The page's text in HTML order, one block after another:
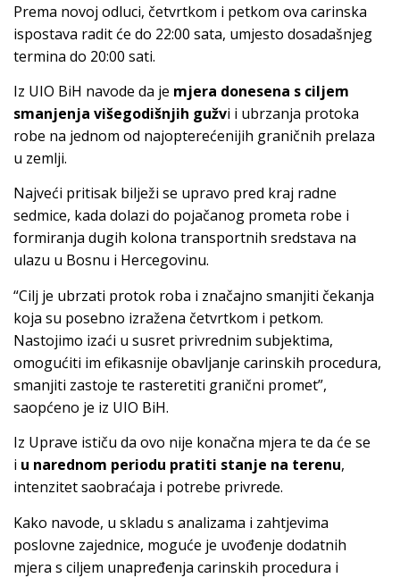
Prema novoj odluci, četvrtkom i petkom ova carinska
ispostava radit će do 22:00 sata, umjesto dosadašnjeg
termina do 20:00 sati.
Iz UIO BiH navode da je mjera donesena s ciljem
smanjenja višegodišnjih gužvi i ubrzanja protoka
robe na jednom od najopterećenijih graničnih prelaza
u zemlji.
Najveći pritisak bilježi se upravo pred kraj radne
sedmice, kada dolazi do pojačanog prometa robe i
formiranja dugih kolona transportnih sredstava na
ulazu u Bosnu i Hercegovinu.
“Cilj je ubrzati protok roba i značajno smanjiti čekanja
koja su posebno izražena četvrtkom i petkom.
Nastojimo izaći u susret privrednim subjektima,
omogućiti im efikasnije obavljanje carinskih procedura,
smanjiti zastoje te rasteretiti granični promet”,
saopćeno je iz UIO BiH.
Iz Uprave ističu da ovo nije konačna mjera te da će se
i u narednom periodu pratiti stanje na terenu,
intenzitet saobraćaja i potrebe privrede.
Kako navode, u skladu s analizama i zahtjevima
poslovne zajednice, moguće je uvođenje dodatnih
mjera s ciljem unapređenja carinskih procedura i